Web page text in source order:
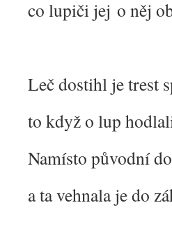
co lupiči jej o něj
Leč dostihl je trest
to když o lup
Namísto původní
a ta vehnala je do